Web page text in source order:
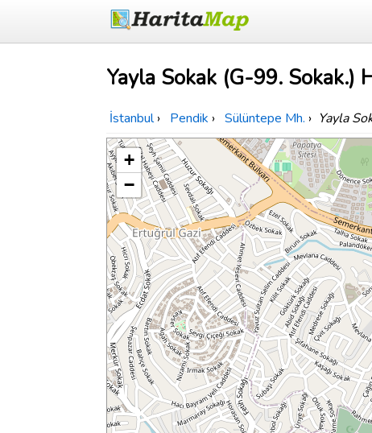
Yayla Sokak (G-99. Sokak.)
İstanbul › Pendik › Sülüntepe Mh. › Yayla
+
−